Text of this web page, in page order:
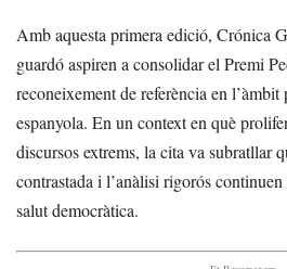
Amb aquesta primera edició, Crónica
guardó aspiren a consolidar el Premi
reconeixement de referència en
espanyola. En un context en què
discursos extrems, la cita va subratllar
contrastada i l’anàlisi rigorós continuen
salut democràtica.